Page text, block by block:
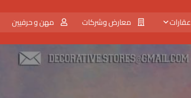
عقارات معارض وشركات مهن و حرفيين